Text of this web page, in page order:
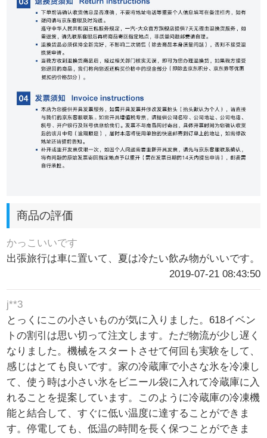
商品の評価
かっこいいです
出張旅行は車に置いて、夏は冷たい飲み物がいいです。
2019-07-21 08:43:50
j**3
とっくにこの小さいものが気に入りました。618イベン
トの割引は思い切って注文します。ただ物流が少し遅く
なりました。機械をスタートさせて何回も実験をして、
感じはとても良いです。家の冷蔵庫で小さな氷を冷凍し
て、使う時は小さい氷をビニール袋に入れて冷蔵庫に入
れることを提案しています。このように冷蔵庫の冷凍機
能と結合して、すぐに低い温度に達することができま
す。停電しても、低温の時間を長く保つことができま